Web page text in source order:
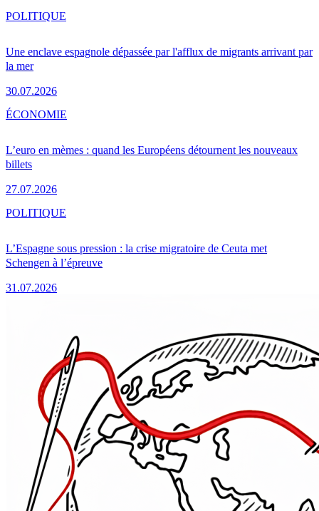
Une enclave espagnole dépassée par l'afflux de migrants arrivant par
la mer
30.07.2026
POLITIQUE
L’euro en mèmes : quand les Européens détournent les nouveaux
billets
27.07.2026
ÉCONOMIE
L’Espagne sous pression : la crise migratoire de Ceuta met
Schengen à l’épreuve
31.07.2026
POLITIQUE